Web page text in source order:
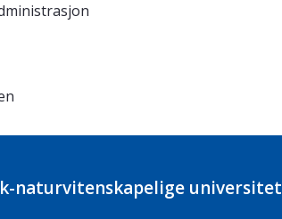
naturvitenskapelige universitet